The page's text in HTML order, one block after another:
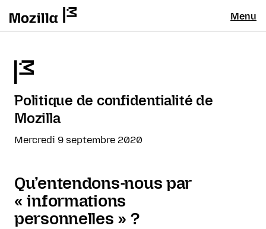
Menu
Politique de confidentialité de
Mozilla
Mercredi 9 septembre 2020
Qu’entendons-nous par
« informations
personnelles » ?